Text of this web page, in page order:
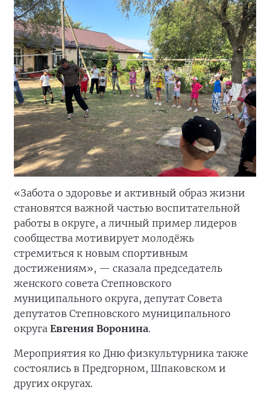
«Забота о здоровье и активный образ жизни
становятся важной частью воспитательной
работы в округе, а личный пример лидеров
сообщества мотивирует молодёжь
стремиться к новым спортивным
достижениям», — сказала председатель
женского совета Степновского
муниципального округа, депутат Совета
депутатов Степновского муниципального
округа Евгения Воронина.
Мероприятия ко Дню физкультурника также
состоялись в Предгорном, Шпаковском и
других округах.